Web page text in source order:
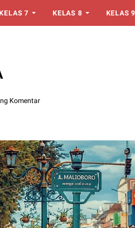
KELAS 7 KELAS 8 KELAS 9
Komentar